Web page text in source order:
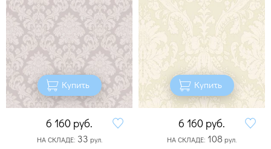
Купить
6 160 руб.
НА СКЛАДЕ: 33 рул.
Купить
6 160 руб.
НА СКЛАДЕ: 108 рул.